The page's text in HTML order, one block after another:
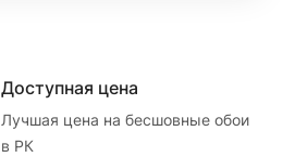
Доступная цена
Лучшая цена на бесшовные обои
в РК